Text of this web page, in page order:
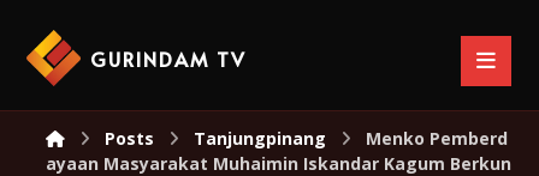
GURINDAM TV
Posts Tanjungpinang
Menko Pemberd
ayaan Masyarakat Muhaimin Iskandar Kagum Berkun